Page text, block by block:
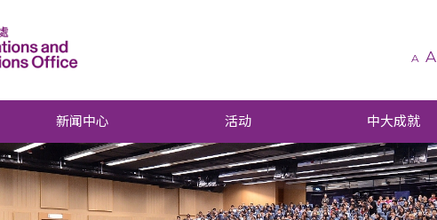
A A
新闻中心 活动 中大成就